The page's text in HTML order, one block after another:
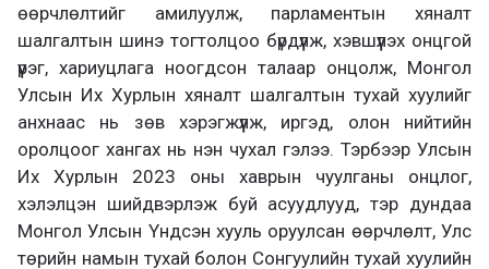
өөрчлөлтийг амилуулж, парламентын хяналт
шалгалтын шинэ тогтолцоо бүрдүүлж, хэвшүүлэх онцгой
үүрэг, хариуцлага ноогдсон талаар онцолж, Монгол
Улсын Их Хурлын хяналт шалгалтын тухай хуулийг
анхнаас нь зөв хэрэгжүүлж, иргэд, олон нийтийн
оролцоог хангах нь нэн чухал гэлээ. Тэрбээр Улсын
Их Хурлын 2023 оны хаврын чуулганы онцлог,
хэлэлцэн шийдвэрлэж буй асуудлууд, тэр дундаа
Монгол Улсын Үндсэн хууль оруулсан өөрчлөлт, Улс
төрийн намын тухай болон Сонгуулийн тухай хуулийн